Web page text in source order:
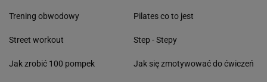
Trening obwodowy
Street workout
Jak zrobić 100 pompek
Pilates co to jest
Step - Stepy
Jak się zmotywować do ćwiczeń